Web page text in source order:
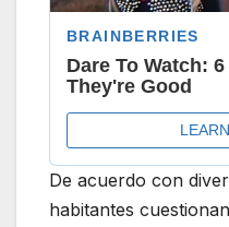
De acuerdo con
habitantes